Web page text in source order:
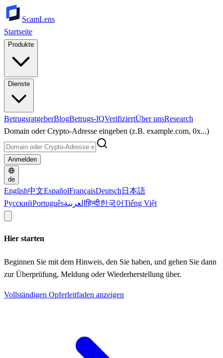
ScamLens
Startseite
Produkte
Dienste
BetrugsratgeberBlogBetrugs-IQVerifiziertÜber unsResearch
Domain oder Crypto-Adresse eingeben (z.B. example.com, 0x...)
Anmelden
de
English中文EspañolFrançaisDeutsch 日本語
РусскийPortuguêsالعربيةहिन्दी한국어Tiếng Việt
Hier starten
Beginnen Sie mit dem Hinweis, den Sie haben, und gehen Sie dann
zur Überprüfung, Meldung oder Wiederherstellung über.
Vollständigen Opferleitfaden anzeigen